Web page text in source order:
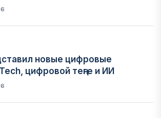
новые цифровые
цифровой теңге и ИИ